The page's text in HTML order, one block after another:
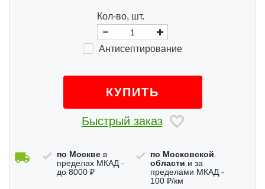
Кол-во, шт.
Антисептирование
КУПИТЬ
Быстрый заказ
по Москве в
пределах МКАД -
до 8000 ₽
по Московской
области и за
пределами МКАД -
100 ₽/км